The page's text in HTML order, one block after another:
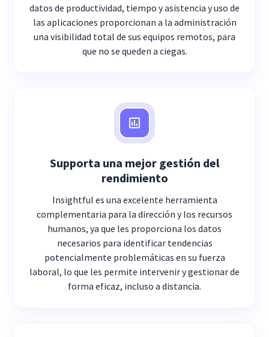
datos de productividad, tiempo y asistencia y uso de
las aplicaciones proporcionan a la administración
una visibilidad total de sus equipos remotos, para
que no se queden a ciegas.
Supporta una mejor gestión del
rendimiento
Insightful es una excelente herramienta
complementaria para la dirección y los recursos
humanos, ya que les proporciona los datos
necesarios para identificar tendencias
potencialmente problemáticas en su fuerza
laboral, lo que les permite intervenir y gestionar de
forma eficaz, incluso a distancia.